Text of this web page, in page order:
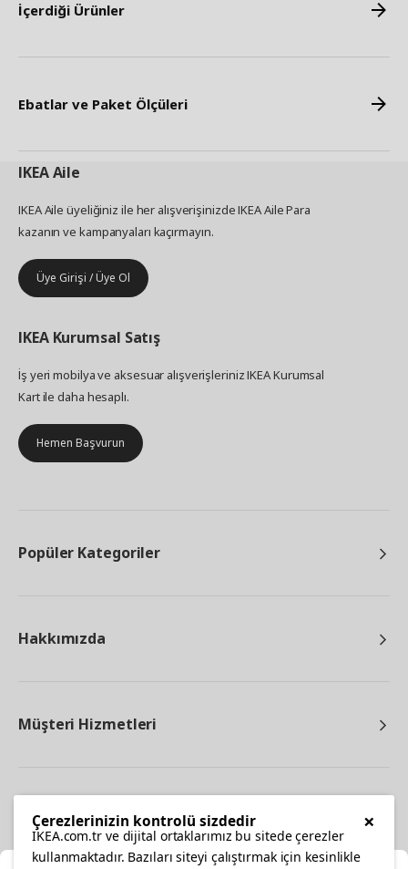
İçerdiği Ürünler
Ebatlar ve Paket Ölçüleri
IKEAAile
IKEA Aile üyeliğiniz ile her alışverişinizde IKEA Aile Para
kazanın ve kampanyaları kaçırmayın.
Üye Girişi / Üye Ol
IKEA Kurumsal Satış
İş yeri mobilya ve aksesuar alışverişleriniz IKEA Kurumsal
Kart ile daha hesaplı.
Hemen Başvurun
Popüler Kategoriler
Hakkımızda
Müşteri Hizmetleri
×
Çerezlerinizin kontrolü sizdedir
IKEA.com.tr ve dijital ortaklarımız bu sitede çerezler
kullanmaktadır. Bazıları siteyi çalıştırmak için kesinlikle